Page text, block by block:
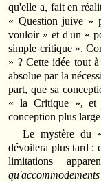
qu'elle a, fait en
« Question juive »
vouloir » et d'un «
simple critique ».
» ? Cette idée tout
absolue par la
part, que sa
« la Critique », et
conception plus
Le mystère du
dévoilera plus tard :
limitations